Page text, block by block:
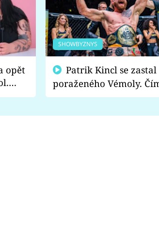
opět
a
SHOWBYZNYS
poraženého Vémoly.
fanoušci naštvali?